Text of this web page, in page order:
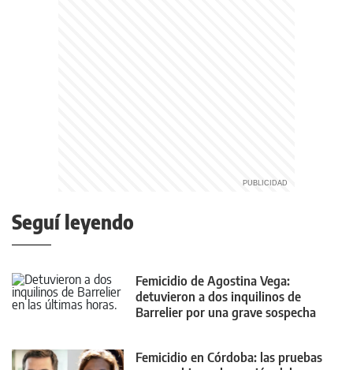
Seguí leyendo
Femicidio de Agostina Vega:
detuvieron a dos inquilinos de
Barrelier por una grave sospecha
Femicidio en Córdoba: las pruebas